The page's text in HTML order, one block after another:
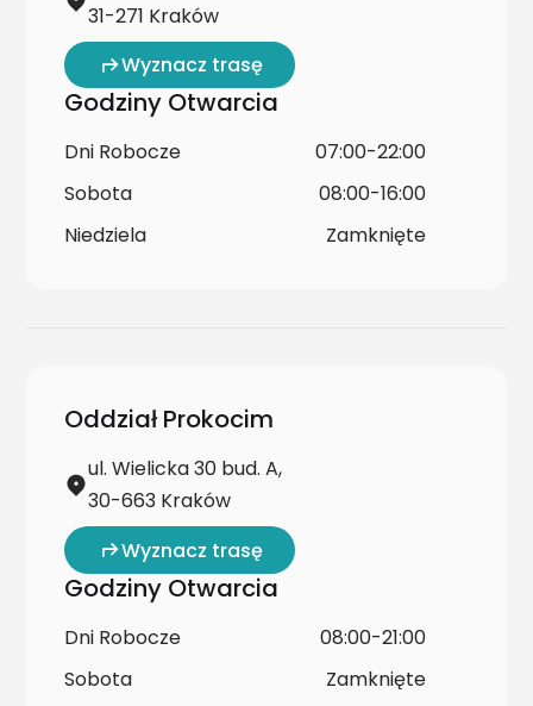
31-271 Kraków
Wyznacz trasę
Godziny Otwarcia
Dni Robocze
07:00-22:00
Sobota
08:00-16:00
Niedziela
Zamknięte
Oddział Prokocim
ul. Wielicka 30 bud. A,
30-663 Kraków
Wyznacz trasę
Godziny Otwarcia
Dni Robocze
08:00-21:00
Sobota
Zamknięte